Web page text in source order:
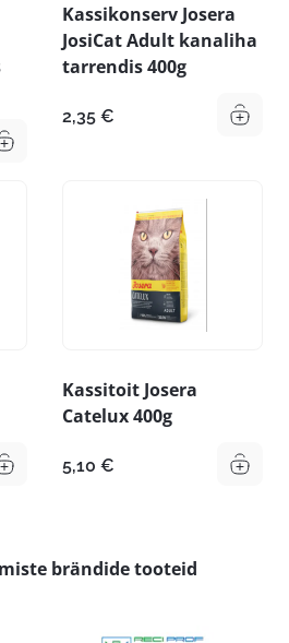
Kassikonserv Josera
JosiCat Adult kanaliha
tarrendis 400g
2,35 €
Kassitoit Josera
Catelux 400g
5,10 €
brändide tooteid